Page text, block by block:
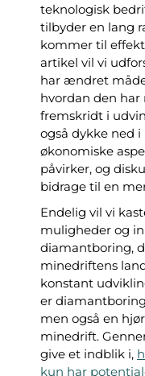
teknologisk
tilbyder en lang
kommer til
artikel vil vi
har ændret
hvordan den
fremskridt i
også dykke ned
økonomiske
påvirker, og
bidrage til en
Endelig vil vi
muligheder og
diamantboring,
minedriftens
konstant
er
men også en
minedrift.
give et indblik i,
kun har